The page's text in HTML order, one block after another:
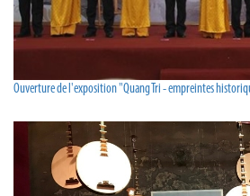
Ouverture de l'exposition "Quang Tri - empreintes